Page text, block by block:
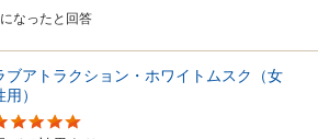
なったと回答
ブアトラクション・ホワイトムスク（女
用）